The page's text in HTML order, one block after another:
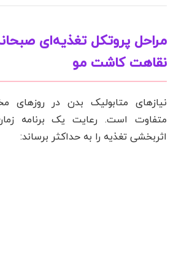
مراحل پروتکل تغذیه‌ای
نقاهت کاشت مو
نیازهای متابولیک بدن در
متفاوت است. رعایت یک برنامه
اثربخشی تغذیه را به حداکثر برساند: